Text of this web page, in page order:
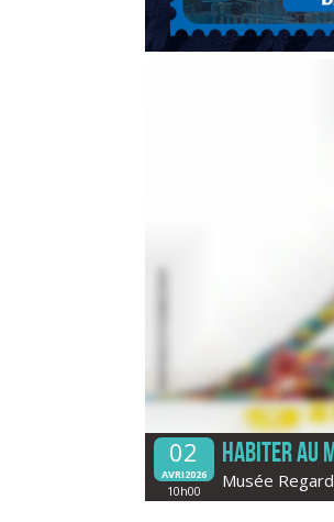
02
AVRI2026
10h00
Habiter au
Musée